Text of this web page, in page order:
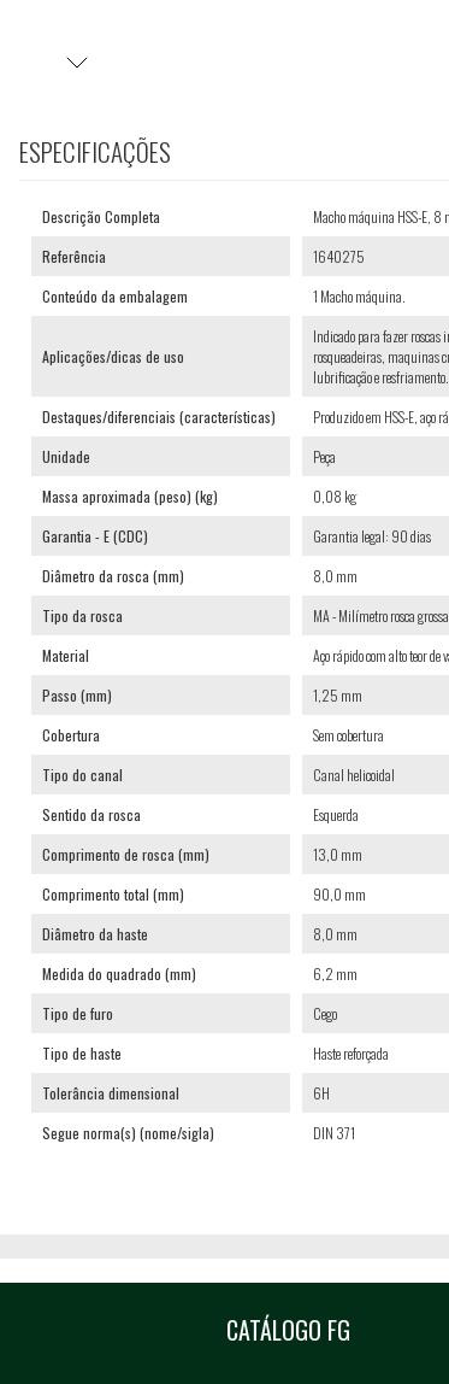
ESPECIFICAÇÕES
Descrição Completa
Macho máquina HSS-E,
Referência
1640275
Conteúdo da embalagem
1 Macho máquina.
Aplicações/dicas de uso
Indicado para fazer roscas
rosqueadeiras, maquinas
lubrificação e resfriamento.
Destaques/diferenciais (características)
Produzido em HSS-E, aço
Unidade
Peça
Massa aproximada (peso) (kg)
0,08 kg
Garantia - E (CDC)
Garantia legal: 90 dias
Diâmetro da rosca (mm)
8,0 mm
Tipo da rosca
MA - Milímetro rosca grossa
Material
Aço rápido com alto teor de
Passo (mm)
1,25 mm
Cobertura
Sem cobertura
Tipo do canal
Canal helicoidal
Sentido da rosca
Esquerda
Comprimento de rosca (mm)
13,0 mm
Comprimento total (mm)
90,0 mm
Diâmetro da haste
8,0 mm
Medida do quadrado (mm)
6,2 mm
Tipo de furo
Cego
Tipo de haste
Haste reforçada
Tolerância dimensional
6H
Segue norma(s) (nome/sigla)
DIN 371
CATÁLOGO FG